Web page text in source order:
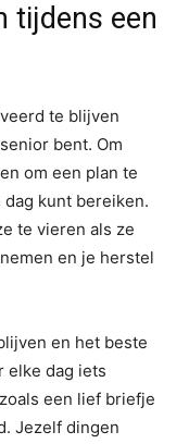
tijdens een
te blijven
bent. Om
om een plan te
kunt bereiken.
te vieren als ze
en je herstel
en het beste
elke dag iets
een lief briefje
Jezelf dingen